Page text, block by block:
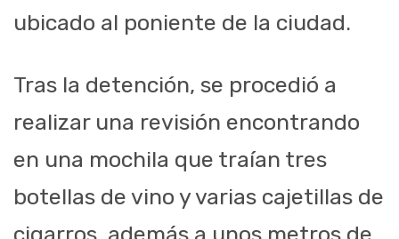
ubicado al poniente de la ciudad.
Tras la detención, se procedió a
realizar una revisión encontrando
en una mochila que traían tres
botellas de vino y varias cajetillas de